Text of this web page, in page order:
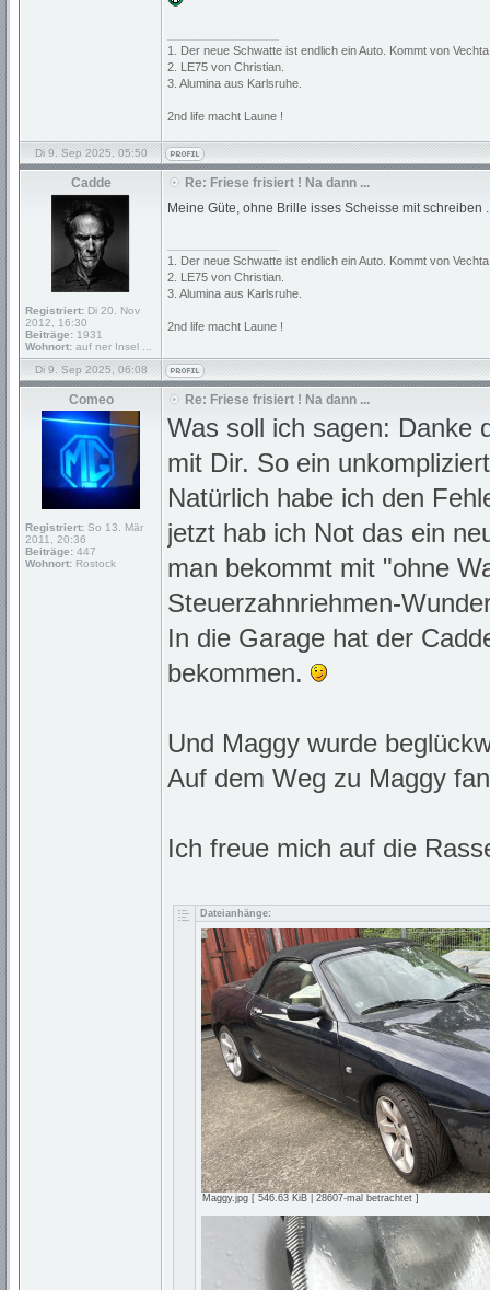
1. Der neue Schwatte ist endlich ein Auto. Kommt von
2. LE75 von Christian.
3. Alumina aus Karlsruhe.
2nd life macht Laune !
Di 9. Sep 2025, 05:50
Cadde
Registriert: Di 20. Nov
2012, 16:30
Beiträge: 1931
Wohnort: auf ner Insel ...
Re: Friese frisiert ! Na dann ...
Meine Güte, ohne Brille isses Scheisse mit schreiben
1. Der neue Schwatte ist endlich ein Auto. Kommt von
2. LE75 von Christian.
3. Alumina aus Karlsruhe.
2nd life macht Laune !
Di 9. Sep 2025, 06:08
Comeo
Registriert: So 13. Mär
2011, 20:36
Beiträge: 447
Wohnort: Rostock
Re: Friese frisiert ! Na dann ...
Was soll ich sagen: Danke
mit Dir. So ein
Natürlich habe ich den
jetzt hab ich Not das ein
man bekommt mit "ohne
Steuerzahnriehmen-
In die Garage hat der
bekommen.
Und Maggy wurde
Auf dem Weg zu Maggy
Ich freue mich auf die
Dateianhänge:
Maggy.jpg [ 546.63 KiB | 28607-mal betrachtet ]